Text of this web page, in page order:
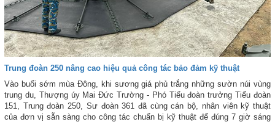
Trung đoàn 250 nâng cao hiệu quả công tác bảo đảm kỹ thuật
Vào buổi sớm mùa Đông, khi sương giá phủ trắng những sườn núi vùng
trung du, Thượng úy Mai Đức Trường - Phó Tiểu đoàn trưởng Tiểu đoàn
151, Trung đoàn 250, Sư đoàn 361 đã cùng cán bộ, nhân viên kỹ thuật
của đơn vị sẵn sàng cho công tác chuẩn bị kỹ thuật để đúng 7 giờ sáng